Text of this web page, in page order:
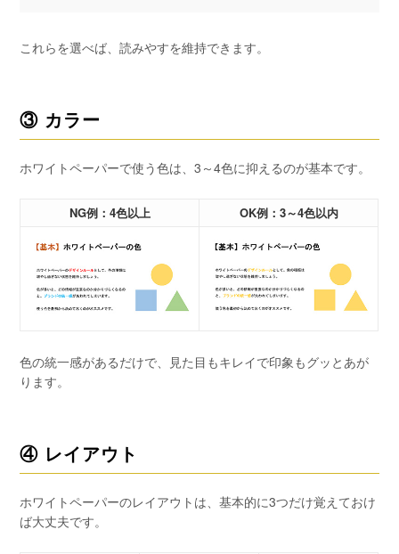
これらを選べば、読みやすを維持できます。
③ カラー
ホワイトペーパーで使う色は、3～4色に抑えるのが基本です。
NG例：4色以上 OK例：3～4色以内
色の統一感があるだけで、見た目もキレイで印象もグッとあが
ります。
④ レイアウト
ホワイトペーパーのレイアウトは、基本的に3つだけ覚えておけ
ば大丈夫です。